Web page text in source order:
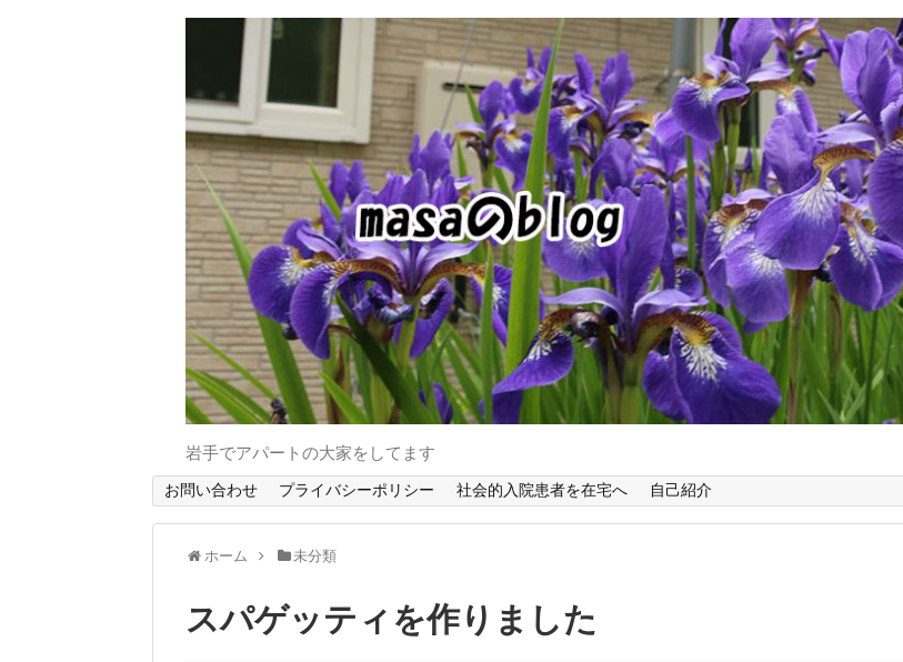
岩手でアパートの大家をしてます
お問い合わせ プライバシーポリシー 社会的入院患者を在宅へ 自己紹介
ホーム 未分類
スパゲッティを作りました